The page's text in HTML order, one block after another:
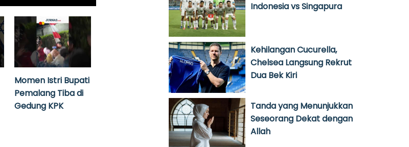
Momen Istri Bupati
Pemalang Tiba di
Gedung KPK
Indonesia vs Singapura
Kehilangan Cucurella,
Chelsea Langsung Rekrut
Dua Bek Kiri
Tanda yang Menunjukkan
Seseorang Dekat dengan
Allah